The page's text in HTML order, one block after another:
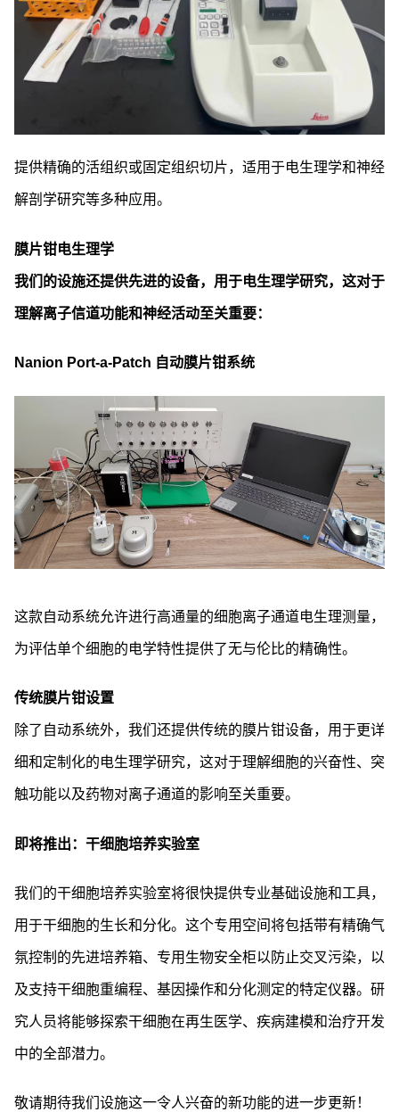
提供精确的活组织或固定组织切片，适用于电生理学和神经
解剖学研究等多种应用。
膜片钳电生理学
我们的设施还提供先进的设备，用于电生理学研究，这对于
理解离子信道功能和神经活动至关重要：
Nanion Port-a-Patch 自动膜片钳系统
这款自动系统允许进行高通量的细胞离子通道电生理测量，
为评估单个细胞的电学特性提供了无与伦比的精确性。
传统膜片钳设置
除了自动系统外，我们还提供传统的膜片钳设备，用于更详
细和定制化的电生理学研究，这对于理解细胞的兴奋性、突
触功能以及药物对离子通道的影响至关重要。
即将推出：干细胞培养实验室
我们的干细胞培养实验室将很快提供专业基础设施和工具，
用于干细胞的生长和分化。这个专用空间将包括带有精确气
氛控制的先进培养箱、专用生物安全柜以防止交叉污染，以
及支持干细胞重编程、基因操作和分化测定的特定仪器。研
究人员将能够探索干细胞在再生医学、疾病建模和治疗开发
中的全部潜力。
敬请期待我们设施这一令人兴奋的新功能的进一步更新！